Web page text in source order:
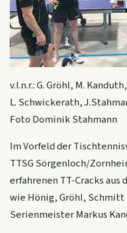
v.l.n.r.: G. Gröhl, M.
L. Schwickerath, J.
Foto Dominik Stahmann
Im Vorfeld der
TTSG Sörgenloch/
erfahrenen TT-Cracks
wie Hönig, Gröhl, Schmitt
Serienmeister Markus